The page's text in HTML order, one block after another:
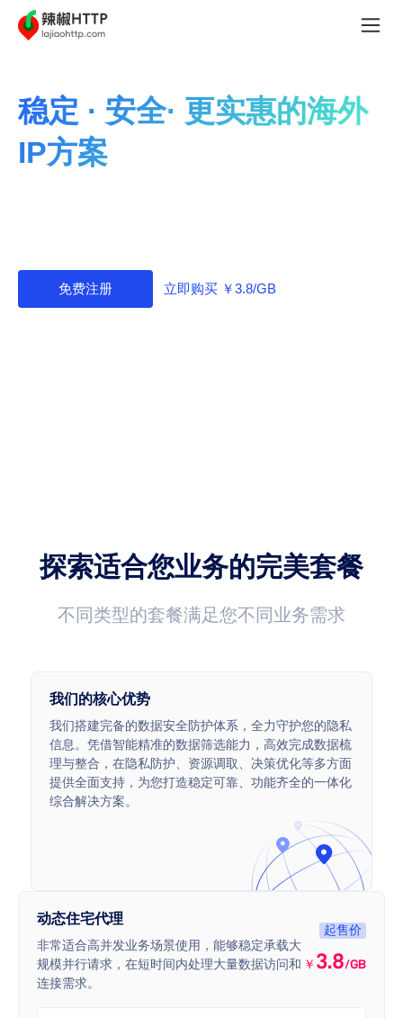
稳定 · 安全· 更实惠的海外
IP方案
免费注册 立即购买 ￥3.8/GB
探索适合您业务的完美套餐
不同类型的套餐满足您不同业务需求
我们的核心优势
我们搭建完备的数据安全防护体系，全力守护您的隐私
信息。凭借智能精准的数据筛选能力，高效完成数据梳
理与整合，在隐私防护、资源调取、决策优化等多方面
提供全面支持，为您打造稳定可靠、功能齐全的一体化
综合解决方案。
动态住宅代理
非常适合高并发业务场景使用，能够稳定承载大
规模并行请求，在短时间内处理大量数据访问和
连接需求。
起售价
￥ 3.8/GB